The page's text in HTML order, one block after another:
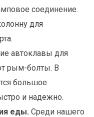
соединение.
для
автоклавы для
рым-болты. В
большое
и надежно.
еды. Среди нашего